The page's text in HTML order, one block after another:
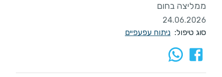
ממליצה בחום
24.06.2026
סוג טיפול: ניתוח עפעפיים